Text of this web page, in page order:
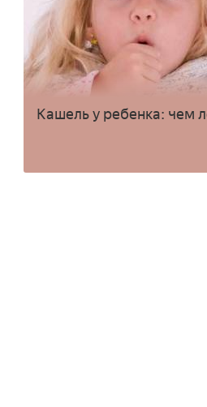
Кашель у ребенка: чем